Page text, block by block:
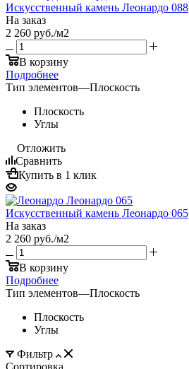
Искусственный камень Леонардо 088
На заказ
2 260 руб./м2
В корзину
Подробнее
Тип элементов—Плоскость
Плоскость
Углы
Отложить
Сравнить
Купить в 1 клик
Искусственный камень Леонардо 065
На заказ
2 260 руб./м2
В корзину
Подробнее
Тип элементов—Плоскость
Плоскость
Углы
Фильтр
Сортировка